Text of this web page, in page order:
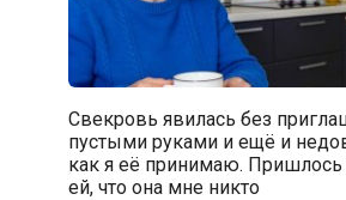
Свекровь явилась без
пустыми руками и ещё и
как я её принимаю. Пришлось
ей, что она мне никто